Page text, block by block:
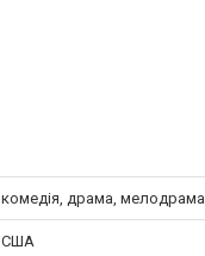
комедія, драма, мелодрама
США